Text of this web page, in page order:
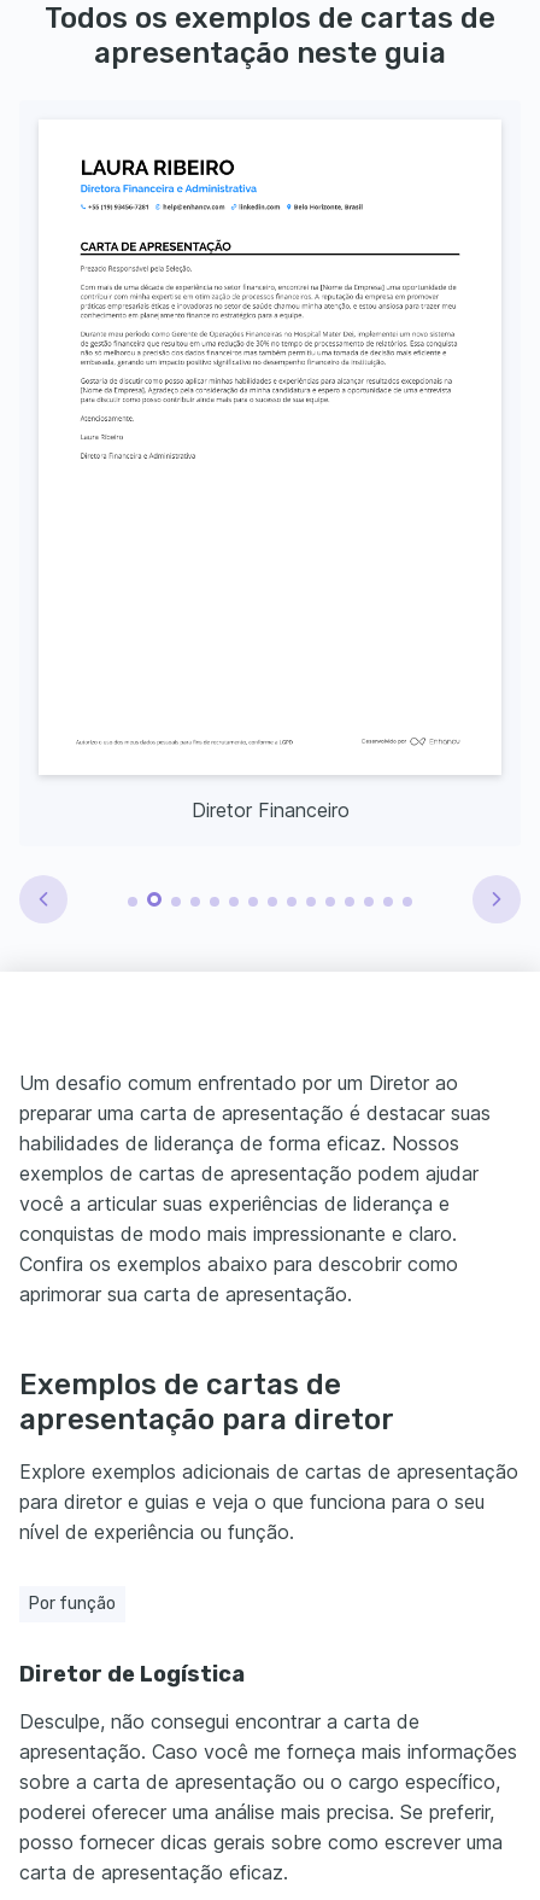
Todos os exemplos de cartas de
apresentação neste guia
Diretor Financeiro
Um desafio comum enfrentado por um Diretor ao
preparar uma carta de apresentação é destacar suas
habilidades de liderança de forma eficaz. Nossos
exemplos de cartas de apresentação podem ajudar
você a articular suas experiências de liderança e
conquistas de modo mais impressionante e claro.
Confira os exemplos abaixo para descobrir como
aprimorar sua carta de apresentação.
Exemplos de cartas de
apresentação para diretor
Explore exemplos adicionais de cartas de apresentação
para diretor e guias e veja o que funciona para o seu
nível de experiência ou função.
Por função
Diretor de Logística
Desculpe, não consegui encontrar a carta de
apresentação. Caso você me forneça mais informações
sobre a carta de apresentação ou o cargo específico,
poderei oferecer uma análise mais precisa. Se preferir,
posso fornecer dicas gerais sobre como escrever uma
carta de apresentação eficaz.